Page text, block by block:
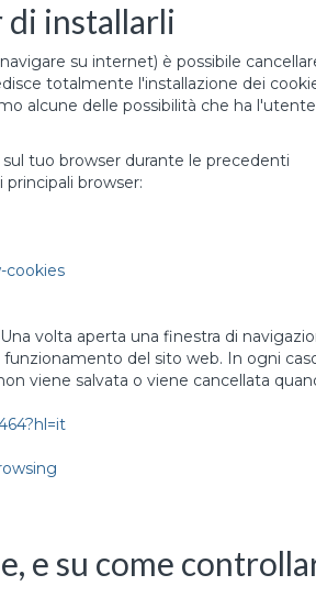
di installarli
su internet) è possibile
totalmente l'installazione dei
alcune delle possibilità che ha l'utente
tuo browser durante le precedenti
browser:
cookies
volta aperta una finestra di
del sito web. In ogni
viene salvata o viene cancellata
e su come